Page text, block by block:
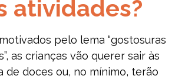
atividades?
pelo lema “gostosuras
as crianças vão querer sair às
de doces ou, no mínimo, terão